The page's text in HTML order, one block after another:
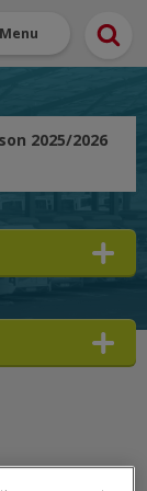
Menu
2025/2026